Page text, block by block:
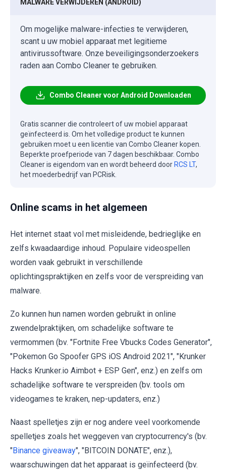
MALWARE VERWIJDEREN (ANDROID)
Om mogelijke malware-infecties te verwijderen,
scant u uw mobiel apparaat met legitieme
antivirussoftware. Onze beveiligingsonderzoekers
raden aan Combo Cleaner te gebruiken.
Combo Cleaner voor Android Downloaden
Gratis scanner die controleert of uw mobiel apparaat
geïnfecteerd is. Om het volledige product te kunnen
gebruiken moet u een licentie van Combo Cleaner kopen.
Beperkte proefperiode van 7 dagen beschikbaar. Combo
Cleaner is eigendom van en wordt beheerd door RCS LT,
het moederbedrijf van PCRisk.
Online scams in het algemeen
Het internet staat vol met misleidende, bedrieglijke en
zelfs kwaadaardige inhoud. Populaire videospellen
worden vaak gebruikt in verschillende
oplichtingspraktijken en zelfs voor de verspreiding van
malware.
Zo kunnen hun namen worden gebruikt in online
zwendelpraktijken, om schadelijke software te
vermommen (bv. "Fortnite Free Vbucks Codes Generator",
"Pokemon Go Spoofer GPS iOS Android 2021", "Krunker
Hacks Krunker.io Aimbot + ESP Gen", enz.) en zelfs om
schadelijke software te verspreiden (bv. tools om
videogames te kraken, nep-updaters, enz.)
Naast spelletjes zijn er nog andere veel voorkomende
spelletjes zoals het weggeven van cryptocurrency's (bv.
"Binance giveaway", "BITCOIN DONATE", enz.),
waarschuwingen dat het apparaat is geïnfecteerd (bv.